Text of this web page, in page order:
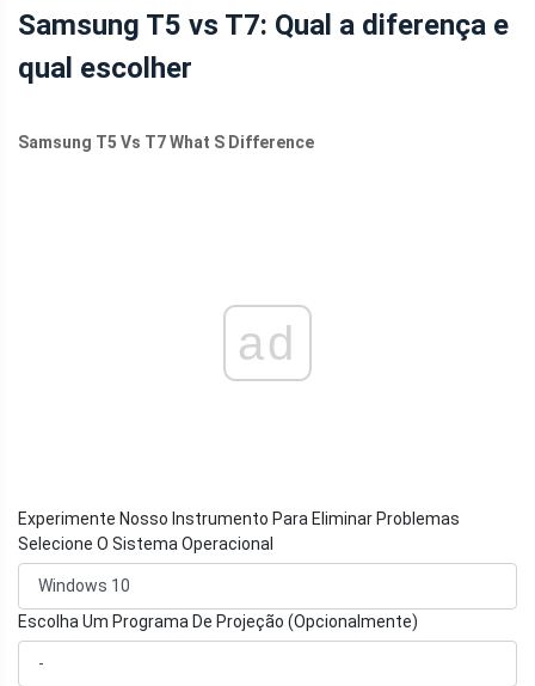
Samsung T5 vs T7: Qual a diferença e
qual escolher
Samsung T5 Vs T7 What S Difference
ad
Experimente Nosso Instrumento Para Eliminar Problemas
Selecione O Sistema Operacional
Escolha Um Programa De Projeção (Opcionalmente)